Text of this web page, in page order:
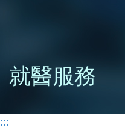
就醫服務
:::